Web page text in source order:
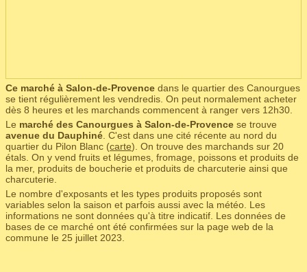
Ce marché à Salon-de-Provence dans le quartier des Canourgues
se tient régulièrement les vendredis. On peut normalement acheter
dès 8 heures et les marchands commencent à ranger vers 12h30.
Le marché des Canourgues à Salon-de-Provence se trouve
avenue du Dauphiné . C'est dans une cité récente au nord du
quartier du Pilon Blanc (carte). On trouve des marchands sur 20
étals. On y vend fruits et légumes, fromage, poissons et produits de
la mer, produits de boucherie et produits de charcuterie ainsi que
charcuterie.
Le nombre d'exposants et les types produits proposés sont
variables selon la saison et parfois aussi avec la météo. Les
informations ne sont données qu'à titre indicatif. Les données de
bases de ce marché ont été confirmées sur la page web de la
commune le 25 juillet 2023.